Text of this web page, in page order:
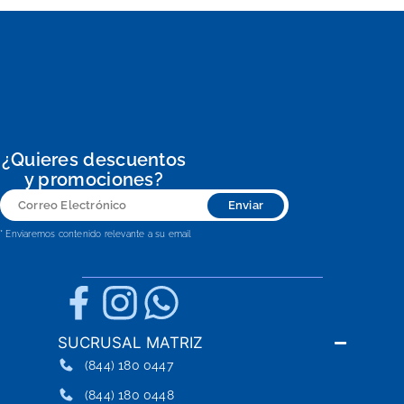
¿Quieres descuentos
y promociones?
Correo
Electrónico
Enviar
* Enviaremos contenido relevante a su email
SUCRUSAL MATRIZ
(844) 180 0447
(844) 180 0448